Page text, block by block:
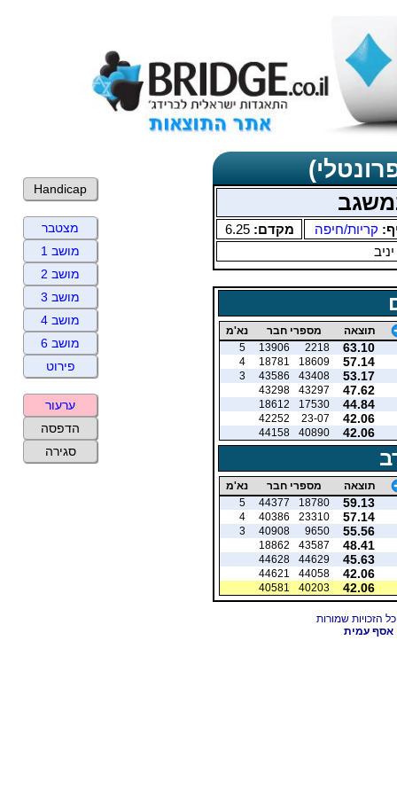
קריות/חיפה מקדם:6.25
תוצאה מספרי חבר נא'מ
63.10
2218
13906
5
57.14
18609
18781
4
53.17
43408
43586
3
47.62
43297
43298
44.84
17530
18612
42.06
23-07
42252
42.06
40890
44158
תוצאה מספרי חבר נא'מ
59.13
18780
44377
5
57.14
23310
40386
4
55.56
9650
40908
3
48.41
43587
18862
45.63
44629
44628
42.06
44058
44621
42.06
40203
40581
אסף עמית
Handicap
מצטבר
מושב 1
מושב 2
מושב 3
מושב 4
מושב 6
פירוט
ערעור
הדפסה
סגירה